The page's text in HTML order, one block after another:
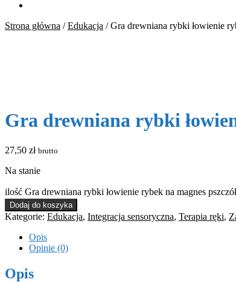
Strona główna /Edukacja /Gra drewniana rybki łowienie
Gra drewniana rybki
27,50 zł brutto
Na stanie
ilość Gra drewniana rybki łowienie rybek na magnes
Dodaj do koszyka
Kategorie: Edukacja, Integracja sensoryczna, Terapia ręki,
Opis
Opinie (0)
Opis